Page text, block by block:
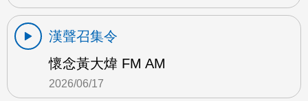
漢聲召集令
懷念黃大煒 FM AM
2026/06/17